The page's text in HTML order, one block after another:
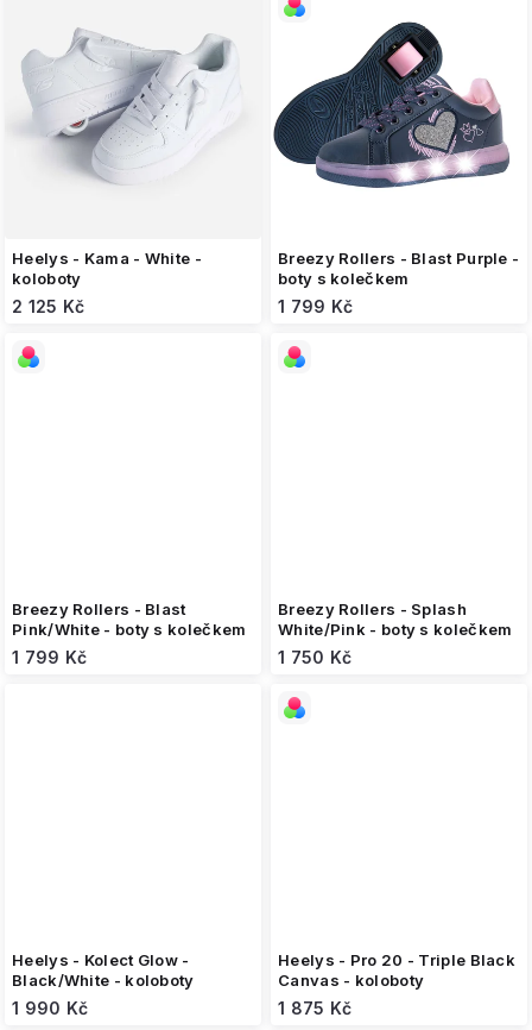
Heelys - Kama - White -
koloboty
2 125 Kč
Breezy Rollers - Blast Purple -
boty s kolečkem
1 799 Kč
Breezy Rollers - Blast
Pink/White - boty s kolečkem
1 799 Kč
Breezy Rollers - Splash
White/Pink - boty s kolečkem
1 750 Kč
Heelys - Kolect Glow -
Black/White - koloboty
1 990 Kč
Heelys - Pro 20 - Triple Black
Canvas - koloboty
1 875 Kč